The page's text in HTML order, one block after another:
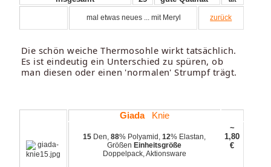
mal etwas neues ... mit Meryl zurück
Die schön weiche Thermosohle wirkt tatsächlich.
Es ist eindeutig ein Unterschied zu spüren, ob
man diesen oder einen 'normalen' Strumpf trägt.
GiadaKnie
15 Den,88% Polyamid,12% Elastan,
GrößenEinheitsgröße
Doppelpack, Aktionsware
~
1,80
€